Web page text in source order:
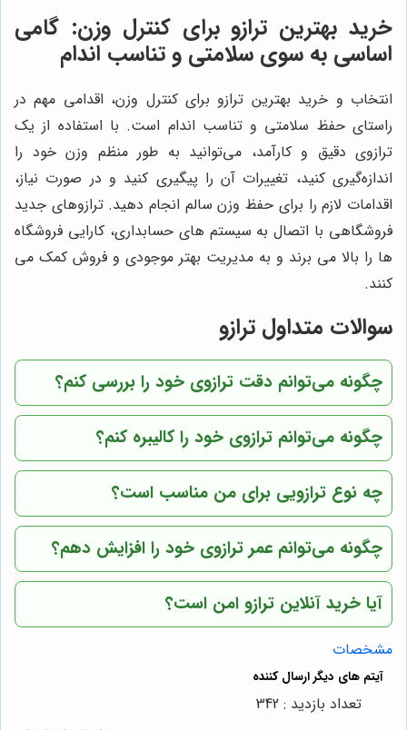
خرید بهترین ترازو برای کنترل وزن: گامی
اساسی به سوی سلامتی و تناسب اندام
انتخاب و خرید بهترین ترازو برای کنترل وزن، اقدامی مهم در
راستای حفظ سلامتی و تناسب اندام است. با استفاده از یک
ترازوی دقیق و کارآمد، می‌توانید به طور منظم وزن خود را
اندازه‌گیری کنید، تغییرات آن را پیگیری کنید و در صورت نیاز،
اقدامات لازم را برای حفظ وزن سالم انجام دهید. ترازوهای جدید
فروشگاهی با اتصال به سیستم های حسابداری، کارایی فروشگاه
ها را بالا می برند و به مدیریت بهتر موجودی و فروش کمک می
کنند.
سوالات متداول ترازو
چگونه می‌توانم دقت ترازوی خود را بررسی کنم؟
چگونه می‌توانم ترازوی خود را کالیبره کنم؟
چه نوع ترازویی برای من مناسب است؟
چگونه می‌توانم عمر ترازوی خود را افزایش دهم؟
آیا خرید آنلاین ترازو امن است؟
مشخصات
تعداد بازدید : 342